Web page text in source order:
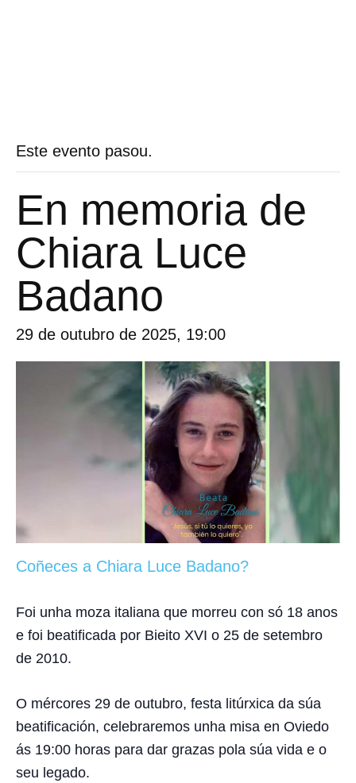
Este evento pasou.
En memoria de
Chiara Luce
Badano
29 de outubro de 2025, 19:00
Coñeces a Chiara Luce Badano?
Foi unha moza italiana que morreu con só 18 anos
e foi beatificada por Bieito XVI o 25 de setembro
de 2010.
O mércores 29 de outubro, festa litúrxica da súa
beatificación, celebraremos unha misa en Oviedo
ás 19:00 horas para dar grazas pola súa vida e o
seu legado.